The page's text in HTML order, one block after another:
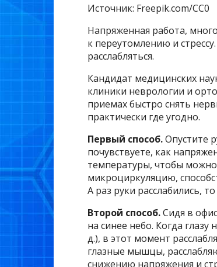
Источник: Freepik.com/CC0
Напряженная работа,
к переутомлению и
расслабляться.
Кандидат медицинских
клиники неврологии и
приемах быстро снять
практически где угодно.
Первый способ.Опустите
почувствуете, как
температуры, чтобы
микроциркуляцию,
А раз руки расслабились,
Второй способ.Сидя в
на синее небо. Когда
д.), в этот момент
глазные мышцы,
снижению напряжения и